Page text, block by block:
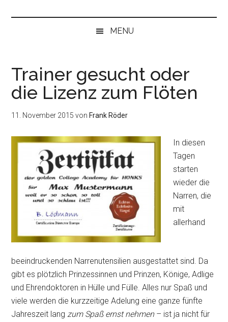
„Null“
MENU
Trainer gesucht oder
die Lizenz zum Flöten
11. November 2015 von Frank Röder
In diesen
Tagen
starten
wieder die
Narren, die
mit
allerhand
beeindruckenden Narrenutensilien ausgestattet sind. Da
gibt es plötzlich Prinzessinnen und Prinzen, Könige, Adlige
und Ehrendoktoren in Hülle und Fülle. Alles nur Spaß und
viele werden die kurzzeitige Adelung eine ganze fünfte
Jahreszeit langzum Spaß ernst nehmen– ist ja nicht für